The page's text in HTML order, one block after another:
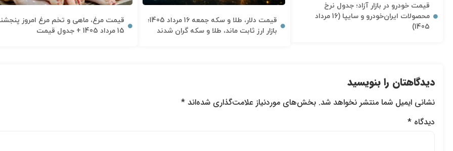
قیمت خودرو در بازار آزاد؛ جدول نرخ
محصولات ایران‌خودرو و سایپا (16 مرداد
1405)
قیمت دلار، طلا و سکه جمعه 16 مرداد 1405؛
بازار ارز ثابت ماند، طلا و سکه گران شدند
قیمت مرغ، ماهی و تخم مرغ امروز
15 مرداد 1405 + جدول قیمت
دیدگاهتان را بنویسید
نشانی ایمیل شما منتشر نخواهد شد. بخش‌های موردنیاز علامت‌گذاری شده‌اند *
دیدگاه *